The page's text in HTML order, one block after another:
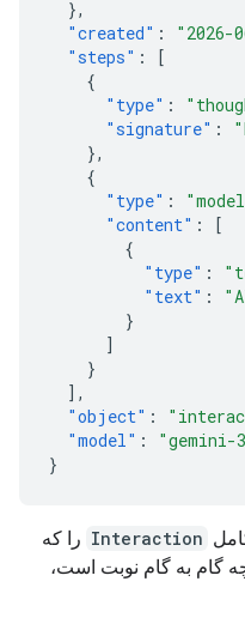
"created"
:
"steps"
:
"type"
:
"signature"
:
"type"
:
"content"
:
"type"
:
"text"
:
"object"
:
"model"
:
Interaction را که
گام به گام نوبت است،